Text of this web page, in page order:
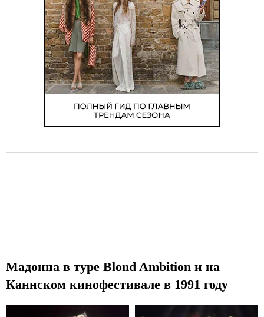
Мадонна в туре Blond Ambition и на
Каннском кинофестивале в 1991 году